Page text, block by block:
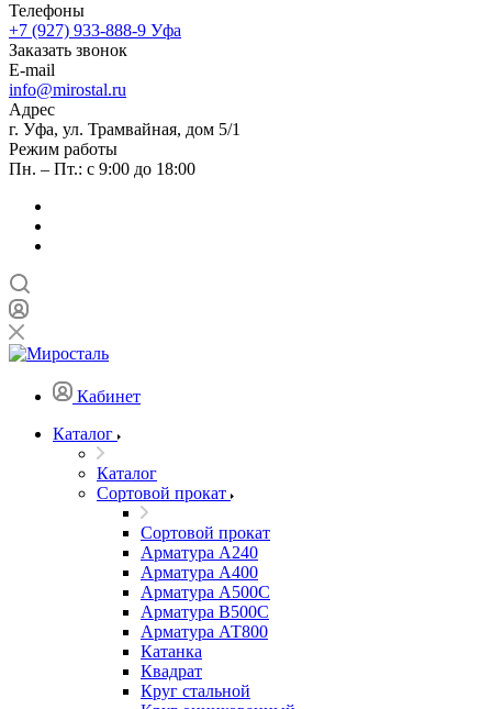
Телефоны
+7 (927) 933-888-9 Уфа
Заказать звонок
E-mail
info@mirostal.ru
Адрес
г. Уфа, ул. Трамвайная, дом 5/1
Режим работы
Пн. – Пт.: с 9:00 до 18:00
Кабинет
Каталог
Каталог
Сортовой прокат
Сортовой прокат
Арматура А240
Арматура А400
Арматура А500C
Арматура В500С
Арматура АТ800
Катанка
Квадрат
Круг стальной